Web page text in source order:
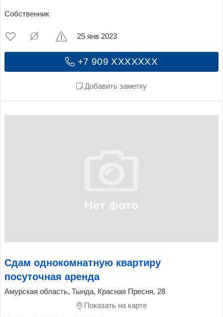
Собственник
+7 909 XXXXXXX
Добавить заметку
25 янв 2023
Сдам однокомнатную квартиру
посуточная аренда
Амурская область, Тында, Красная Пресня, 28
Показать на карте